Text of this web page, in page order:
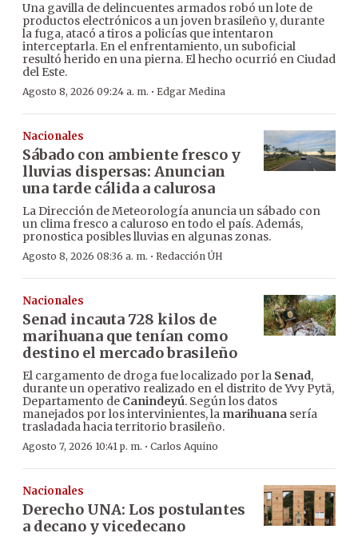
Una gavilla de delincuentes armados robó un lote de
productos electrónicos a un joven brasileño y, durante
la fuga, atacó a tiros a policías que intentaron
interceptarla. En el enfrentamiento, un suboficial
resultó herido en una pierna. El hecho ocurrió en Ciudad
del Este.
Agosto 8, 2026 09:24 a. m. · Edgar Medina
Nacionales
Sábado con ambiente fresco y
lluvias dispersas: Anuncian
una tarde cálida a calurosa
La Dirección de Meteorología anuncia un sábado con
un clima fresco a caluroso en todo el país. Además,
pronostica posibles lluvias en algunas zonas.
Agosto 8, 2026 08:36 a. m. · Redacción ÚH
Nacionales
Senad incauta 728 kilos de
marihuana que tenían como
destino el mercado brasileño
El cargamento de droga fue localizado por la Senad,
durante un operativo realizado en el distrito de Yvy Pytã,
Departamento de Canindeyú. Según los datos
manejados por los intervinientes, la marihuana sería
trasladada hacia territorio brasileño.
Agosto 7, 2026 10:41 p. m. · Carlos Aquino
Nacionales
Derecho UNA: Los postulantes
a decano y vicedecano